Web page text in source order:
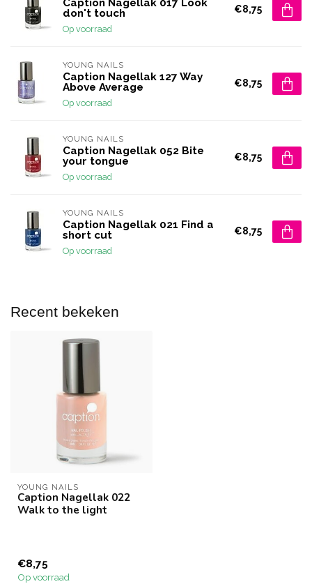
Caption Nagellak 017 Look
don't touch
Op voorraad
€8,75
YOUNG NAILS
Caption Nagellak 127 Way
Above Average
Op voorraad
€8,75
YOUNG NAILS
Caption Nagellak 052 Bite
your tongue
Op voorraad
€8,75
YOUNG NAILS
Caption Nagellak 021 Find a
short cut
Op voorraad
€8,75
Recent bekeken
YOUNG NAILS
Caption Nagellak 022
Walk to the light
€8,75
Op voorraad